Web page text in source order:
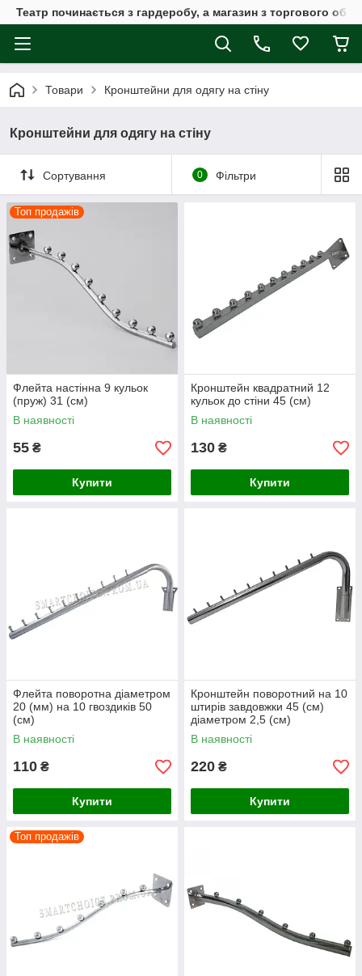
Театр починається з гардеробу, а магазин з торгового
Товари Кронштейни для одягу на стіну
Кронштейни для одягу на стіну
Сортування 0 Фільтри
Топ продажів
Флейта настінна 9 кульок
(пруж) 31 (см)
В наявності
55 ₴
Купити
Кронштейн квадратний 12
кульок до стіни 45 (см)
В наявності
130 ₴
Купити
Флейта поворотна діаметром
20 (мм) на 10 гвоздиків 50
(см)
В наявності
110 ₴
Купити
Кронштейн поворотний на 10
штирів завдовжки 45 (см)
діаметром 2,5 (см)
В наявності
220 ₴
Купити
Топ продажів